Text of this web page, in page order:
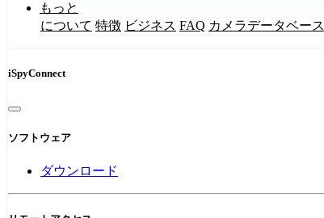
もっと
について 特徴 ビジネス FAQ カメラデータベース
iSpyConnect
ソフトウェア
ダウンロード